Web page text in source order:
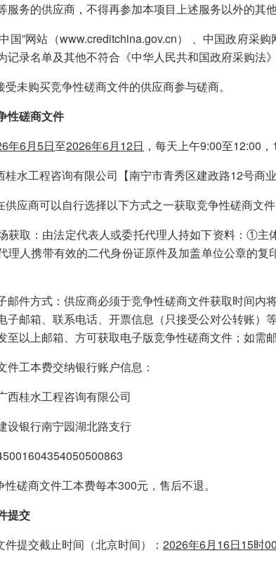
服务的供应商，不得再参加本项目上述服务以外的其他
国”网站（www.creditchina.gov.cn） 、中国政府采
记录名单及其他不符合《中华人民共和国政府采购法
未购买竞争性磋商文件的供应商参与磋商。
性磋商文件
6年6月5日至2026年6月12日 ，每天上午9:00至12:00
桂水工程咨询有限公司【南宁市青秀区建政路12号商
供应商可以自行选择以下方式之一获取竞争性磋商文件
获取：由法定代表人或委托代理人持如下资料：①
理人携带有效的二代身份证原件及加盖单位公章的
邮件方式：供应商必须于竞争性磋商文件获取时间内
子邮箱、联系电话、开票信息（只接受公对公转账
至以上邮箱、方可获取电子版竞争性磋商文件；如需
件工本费交纳银行账户信息：
西桂水工程咨询有限公司
设银行南宁园湖北路支行
磋商文件工本费每本300元，售后不退。
提交
件提交截止时间（北京时间）： 2026年6月16日15时0